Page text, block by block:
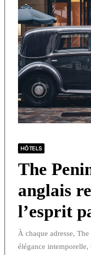
HÔTELS
The
anglais
l’esprit
À chaque adresse,
élégance intemporelle,